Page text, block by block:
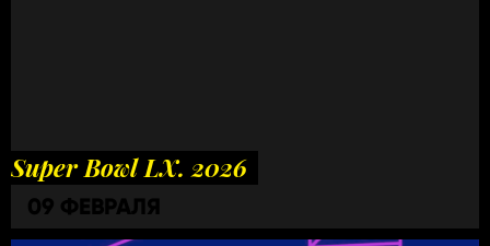
Super Bowl LX. 2026
09 ФЕВРАЛЯ